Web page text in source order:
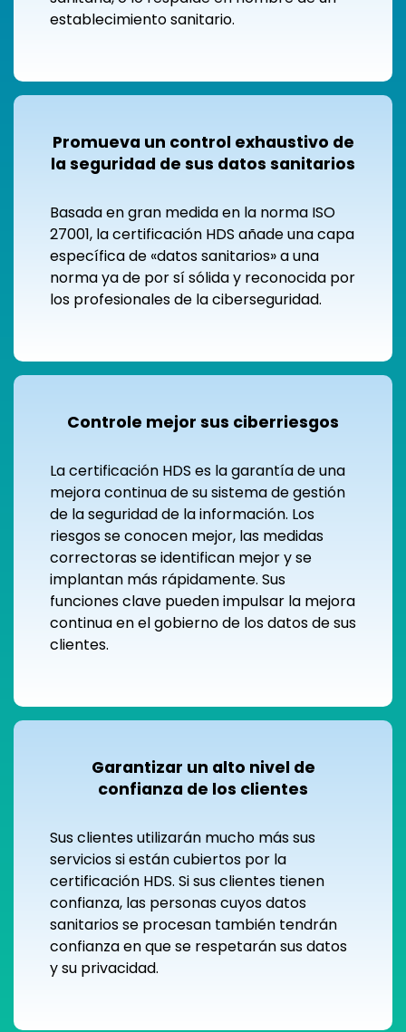
establecimiento sanitario.
Promueva un control exhaustivo de
la seguridad de sus datos sanitarios
Basada en gran medida en la norma ISO
27001, la certificación HDS añade una capa
específica de «datos sanitarios» a una
norma ya de por sí sólida y reconocida por
los profesionales de la ciberseguridad.
Controle mejor sus ciberriesgos
La certificación HDS es la garantía de una
mejora continua de su sistema de gestión
de la seguridad de la información. Los
riesgos se conocen mejor, las medidas
correctoras se identifican mejor y se
implantan más rápidamente. Sus
funciones clave pueden impulsar la mejora
continua en el gobierno de los datos de sus
clientes.
Garantizar un alto nivel de
confianza de los clientes
Sus clientes utilizarán mucho más sus
servicios si están cubiertos por la
certificación HDS. Si sus clientes tienen
confianza, las personas cuyos datos
sanitarios se procesan también tendrán
confianza en que se respetarán sus datos
y su privacidad.